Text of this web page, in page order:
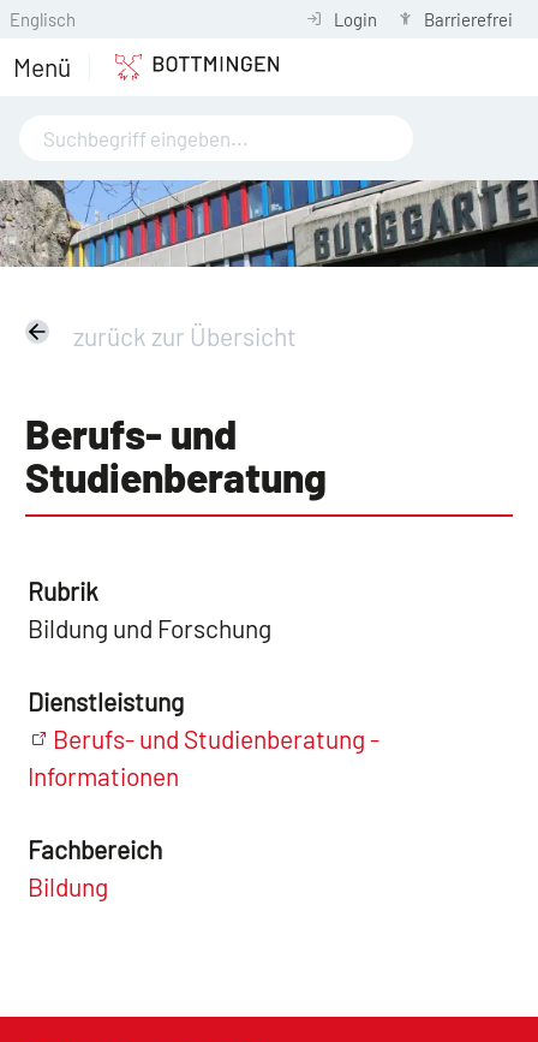
Englisch Login Barrierefrei
Menü
zurück zur Übersicht
Berufs- und
Studienberatung
Rubrik
Bildung und Forschung
Dienstleistung
Berufs- und Studienberatung -
Informationen
Fachbereich
Bildung